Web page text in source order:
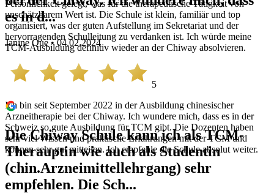
Persönlichkeit gelegt, was für die therapeutische Tätigkeit von
unschätzbarem Wert ist. Die Schule ist klein, familiär und top
organisiert, was der guten Aufstellung im Sekretariat und der
hervorragenden Schulleitung zu verdanken ist. Ich würde meine
TCM-Ausbildung definitiv wieder an der Chiway absolvieren.
es in d...
Janine Que • 04.02.2024
5
Ich bin seit September 2022 in der Ausbildung chinesischer
Arzneitherapie bei der Chiway. Ich wundere mich, dass es in der
Schweiz so gute Ausbildung für TCM gibt. Die Dozenten haben
sehr viel Wissen und praktische Erfahrungen mit der TCM und
können sehr gut mitteilen. Ich empfehle die Schule absolut weiter.
Die Chiway Schule kann ich als TCM-
Therauptin wie auch als Studentin
(chin.Arzneimittellehrgang) sehr
empfehlen. Die Sch...